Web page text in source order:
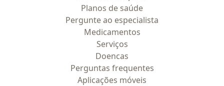
Planos de saúde
Pergunte ao especialista
Medicamentos
Serviços
Doencas
Perguntas frequentes
Aplicações móveis